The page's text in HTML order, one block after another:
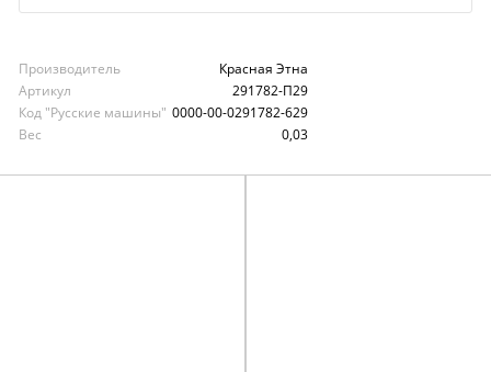
Производитель
Красная Этна
Артикул
291782-П29
Код "Русские машины" 0000-00-0291782-629
Вес
0,03